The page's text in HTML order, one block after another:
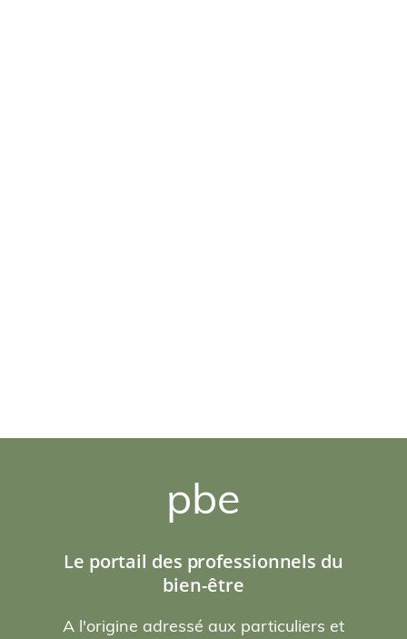
pbe
Le portail des professionnels du
bien-être
A l'origine adressé aux particuliers et